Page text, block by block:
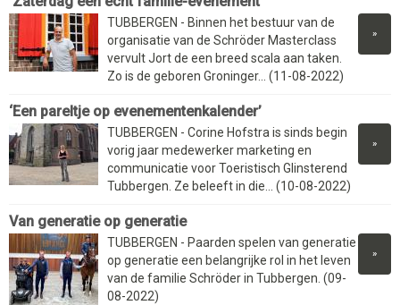
»
TUBBERGEN - Binnen het bestuur van de
organisatie van de Schröder Masterclass
vervult Jort de een breed scala aan taken.
Zo is de geboren Groninger... (11-08-2022)
‘Een pareltje op evenementenkalender’
»
TUBBERGEN - Corine Hofstra is sinds begin
vorig jaar medewerker marketing en
communicatie voor Toeristisch Glinsterend
Tubbergen. Ze beleeft in die... (10-08-2022)
Van generatie op generatie
»
TUBBERGEN - Paarden spelen van generatie
op generatie een belangrijke rol in het leven
van de familie Schröder in Tubbergen. (09-
08-2022)